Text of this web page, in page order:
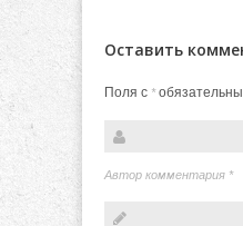
Оставить
Поля с *
Автор комментария *